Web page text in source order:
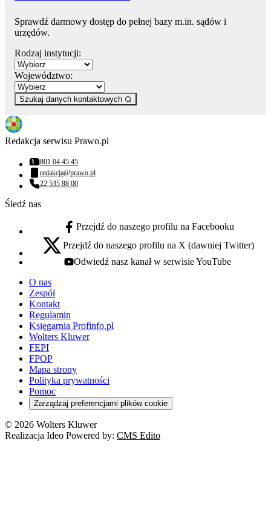
Sprawdź darmowy dostęp do pełnej bazy m.in. sądów i
urzędów.
Rodzaj instytucji:
Województwo:
Szukaj danych kontaktowych
Redakcja serwisu Prawo.pl
Numer telefonu:
801 04 45 45
Adres email:
redakcja@prawo.pl
Numer telefonu:
22 535 88 00
Śledź nas
facebook - otwiera się w nowej karcie
Przejdź do naszego profilu na Facebooku
x - otwiera się w nowej karcie
Przejdź do naszego profilu na X (dawniej Twitter)
youtube - otwiera się w nowej karcie
Odwiedź nasz kanał w serwisie YouTube
O nas
Zespół
Kontakt
Regulamin
Księgarnia Profinfo.pl
Wolters Kluwer
FEPI
FPOP
Mapa strony
Polityka prywatności
Pomoc
Zarządzaj preferencjami plików cookie
© 2026 Wolters Kluwer
Realizacja Ideo Powered by: CMS Edito